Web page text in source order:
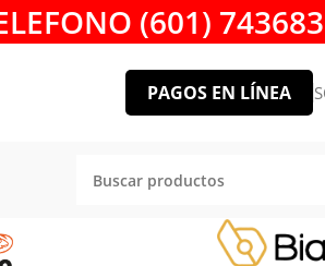
(601)
PAGOS EN LÍNEA